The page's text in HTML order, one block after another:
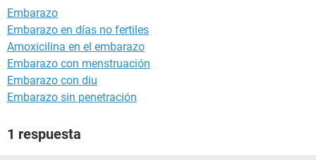
Embarazo
Embarazo en días no fertiles
Amoxicilina en el embarazo
Embarazo con menstruación
Embarazo con diu
Embarazo sin penetración
1 respuesta